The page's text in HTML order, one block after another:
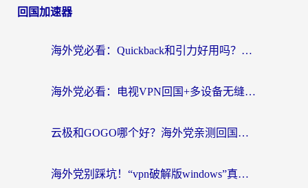
回国加速器
海外党必看：Quickback和引力好用吗？3分钟搞懂回国加速器怎么选
海外党必看：电视VPN回国+多设备无缝访问国内资源的实用指南
云极和GOGO哪个好？海外党亲测回国加速器选择指南（附iOS免费&Windows VPN实用技巧）
海外党别踩坑！“vpn破解版windows”真的能用？教你选对回国加速器无缝刷国内资源